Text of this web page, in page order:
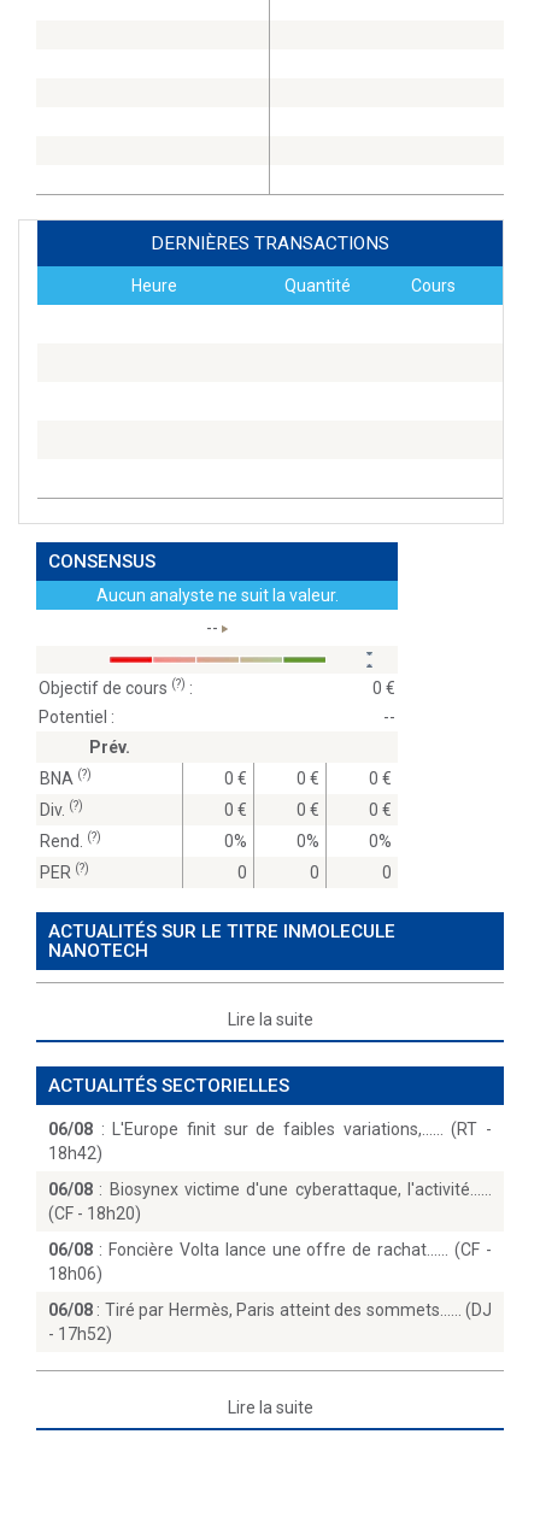
DERNIÈRES TRANSACTIONS
Heure Quantité Cours
CONSENSUS
Aucun analyste ne suit la valeur.
--
Objectif de cours (?) :
0
Potentiel :
--
Prév.
BNA (?) 0 0
0
Div. (?) 0 0
0
Rend.
(?) 0% 0%
0%
PER (?) 0 0 0
ACTUALITÉS SUR LE TITRE INMOLECULE
NANOTECH
Lire la suite
ACTUALITÉS SECTORIELLES
06/08 :
L'Europe finit sur de faibles variations,...… (RT -
18h42)
06/08 : Biosynex victime d'une cyberattaque, l'activité...
(CF - 18h20)
06/08 : Foncière Volta lance une offre de rachat...… (CF -
18h06)
06/08 : Tiré par Hermès, Paris atteint des sommets...… (DJ
- 17h52)
Lire la suite